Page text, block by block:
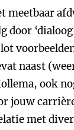
meetbaar
door
naast
ook
jouw
met